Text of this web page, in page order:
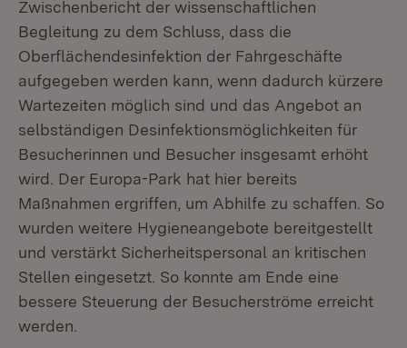
Zwischenbericht der wissenschaftlichen
Begleitung zu dem Schluss, dass die
Oberflächendesinfektion der Fahrgeschäfte
aufgegeben werden kann, wenn dadurch kürzere
Wartezeiten möglich sind und das Angebot an
selbständigen Desinfektionsmöglichkeiten für
Besucherinnen und Besucher insgesamt erhöht
wird. Der Europa-Park hat hier bereits
Maßnahmen ergriffen, um Abhilfe zu schaffen. So
wurden weitere Hygieneangebote bereitgestellt
und verstärkt Sicherheitspersonal an kritischen
Stellen eingesetzt. So konnte am Ende eine
bessere Steuerung der Besucherströme erreicht
werden.